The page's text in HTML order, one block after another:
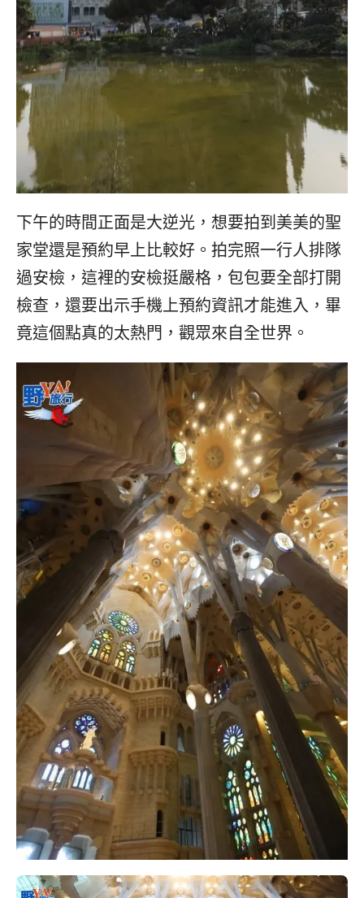
下午的時間正面是大逆光，想要拍到美美的聖
家堂還是預約早上比較好。拍完照一行人排隊
過安檢，這裡的安檢挺嚴格，包包要全部打開
檢查，還要出示手機上預約資訊才能進入，畢
竟這個點真的太熱門，觀眾來自全世界。